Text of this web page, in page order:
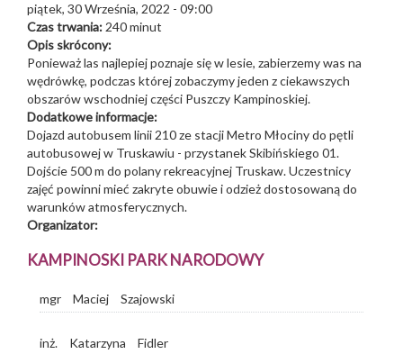
piątek, 30 Września, 2022 - 09:00
Czas trwania: 240 minut
Opis skrócony:
Ponieważ las najlepiej poznaje się w lesie, zabierzemy was na
wędrówkę, podczas której zobaczymy jeden z ciekawszych
obszarów wschodniej części Puszczy Kampinoskiej.
Dodatkowe informacje:
Dojazd autobusem linii 210 ze stacji Metro Młociny do pętli
autobusowej w Truskawiu - przystanek Skibińskiego 01.
Dojście 500 m do polany rekreacyjnej Truskaw. Uczestnicy
zajęć powinni mieć zakryte obuwie i odzież dostosowaną do
warunków atmosferycznych.
Organizator:
KAMPINOSKI PARK NARODOWY
mgr Maciej Szajowski
inż. Katarzyna Fidler